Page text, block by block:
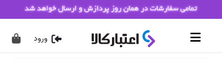
ورود